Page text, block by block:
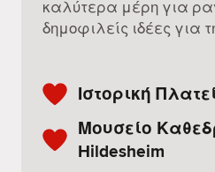
καλύτερα μέρη για
δημοφιλείς ιδέες για
Ιστορική
Μουσείο
Hildesheim